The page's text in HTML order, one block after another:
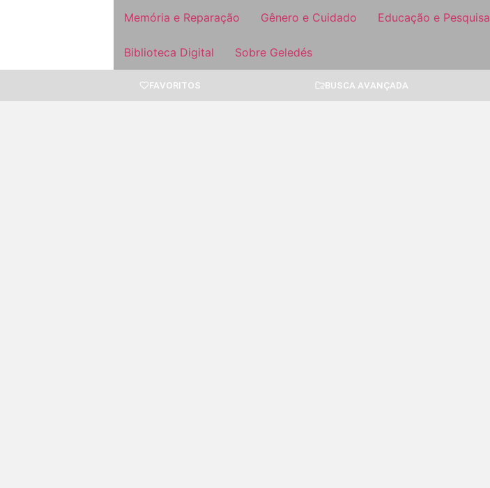
Memória e Reparação Gênero e Cuidado Educação e Pesquisa
Biblioteca Digital Sobre Geledés
FAVORITOS BUSCA AVANÇADA